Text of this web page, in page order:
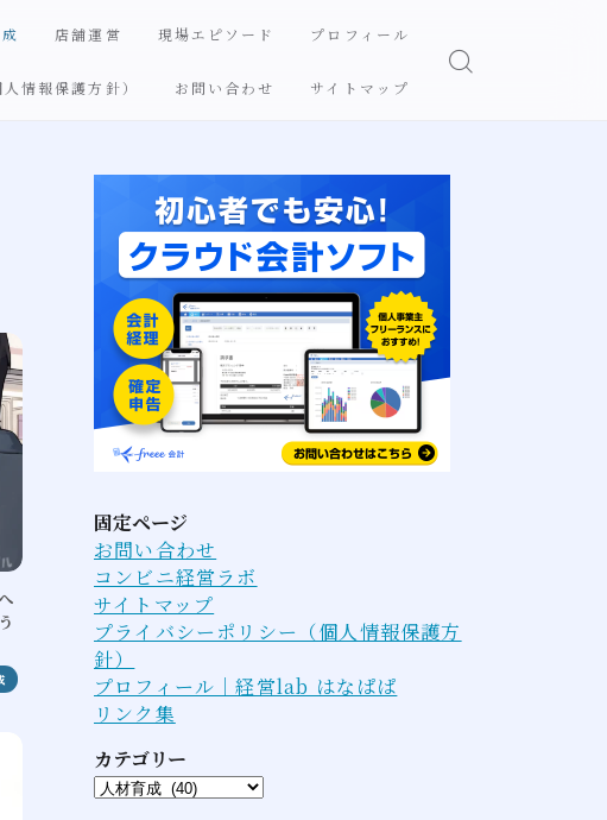
店舗運営 現場エピソード プロフィール
情報保護方針） お問い合わせ サイトマップ
固定ページ
お問い合わせ
コンビニ経営ラボ
サイトマップ
プライバシーポリシー（個人情報保護方
針）
プロフィール｜経営lab はなぱぱ
リンク集
カテゴリー
カ